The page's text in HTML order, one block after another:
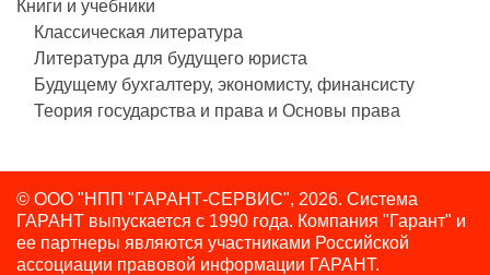
Книги и учебники
Классическая литература
Литература для будущего юриста
Будущему бухгалтеру, экономисту, финансисту
Теория государства и права и Основы права
© ООО "НПП "ГАРАНТ-СЕРВИС", 2026. Система
ГАРАНТ выпускается с 1990 года. Компания "Гарант" и
ее партнеры являются участниками Российской
ассоциации правовой информации ГАРАНТ.